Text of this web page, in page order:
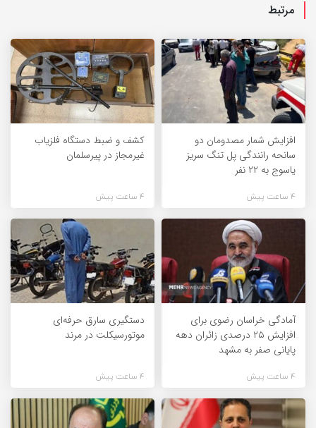
مرتبط
افزایش شمار مصدومان دو
سانحه رانندگی پل تنگ سریز
یاسوج به ۲۲ نفر
4 ساعت پیش
کشف و ضبط دستگاه فلزیاب
غیرمجاز در پیرسلمان
4 ساعت پیش
آمادگی خراسان رضوی برای
افزایش ۲۵ درصدی زائران دهه
پایانی صفر به مشهد
4 ساعت پیش
دستگیری سارق حرفه‌ای
موتورسیکلت در مرند
4 ساعت پیش